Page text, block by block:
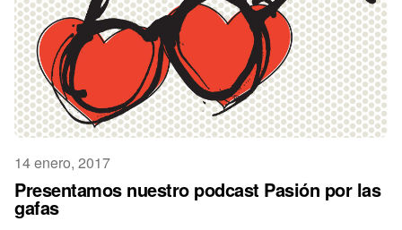
14 enero, 2017
Presentamos nuestro podcast Pasión por las
gafas